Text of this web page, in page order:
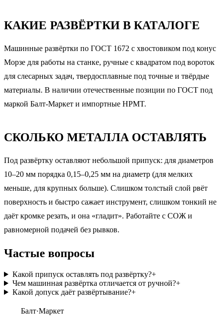
КАКИЕ РАЗВЁРТКИ В КАТАЛОГЕ
Машинные развёртки по ГОСТ 1672 с хвостовиком под конус
Морзе для работы на станке, ручные с квадратом под вороток
для слесарных задач, твердосплавные под точные и твёрдые
материалы. В наличии отечественные позиции по ГОСТ под
маркой Балт-Маркет и импортные HPMT.
СКОЛЬКО МЕТАЛЛА ОСТАВЛЯТЬ
Под развёртку оставляют небольшой припуск: для диаметров
10–20 мм порядка 0,15–0,25 мм на диаметр (для мелких
меньше, для крупных больше). Слишком толстый слой рвёт
поверхность и быстро сажает инструмент, слишком тонкий не
даёт кромке резать, и она «гладит». Работайте с СОЖ и
равномерной подачей без рывков.
Частые вопросы
Какой припуск оставлять под развёртку?+
Чем машинная развёртка отличается от ручной?+
Какой допуск даёт развёртывание?+
Балт·Маркет